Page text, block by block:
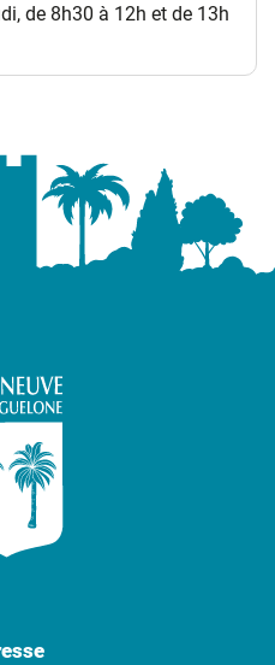
de 8h30 à 12h et de 13h